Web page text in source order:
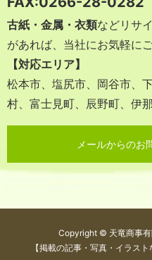
古紙・金属・衣類などリサ
があれば、 当社にお気軽に
【対応エリア】
松本市、塩尻市、岡谷市、
村、富士見町、辰野町、伊
メールからのお
Copyright © 天竜商事
【掲載の記事・写真・イラス